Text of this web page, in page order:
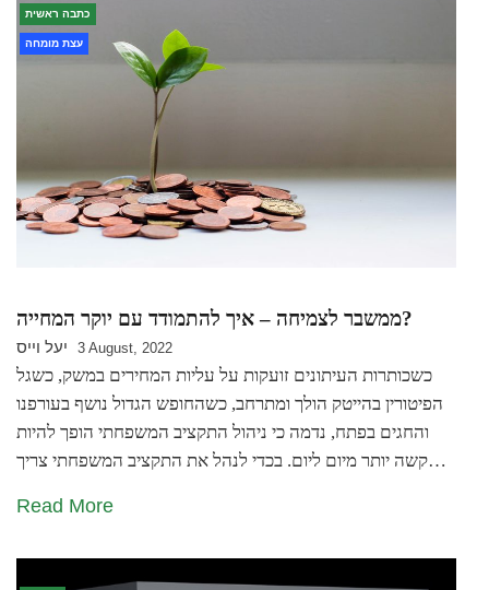
כתבה ראשית
עצת מומחה
ממשבר לצמיחה – איך להתמודד עם יוקר המחייה?
יעל וייס 3 August, 2022
כשכותרות העיתונים זועקות על עליות המחירים במשק, כשגל
הפיטורין בהייטק הולך ומתרחב, כשהחופש הגדול נושף בעורפנו
והחגים בפתח, נדמה כי ניהול התקציב המשפחתי הופך להיות
קשה יותר מיום ליום. בכדי לנהל את התקציב המשפחתי צריך…
Read More